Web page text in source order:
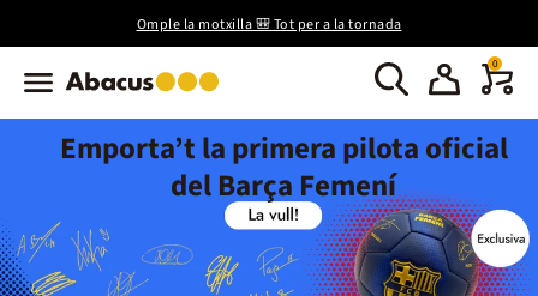
Omple la motxilla 🎒 Tot per a la tornada
0
Emporta’t la primera pilota oficial
del Barça Femení